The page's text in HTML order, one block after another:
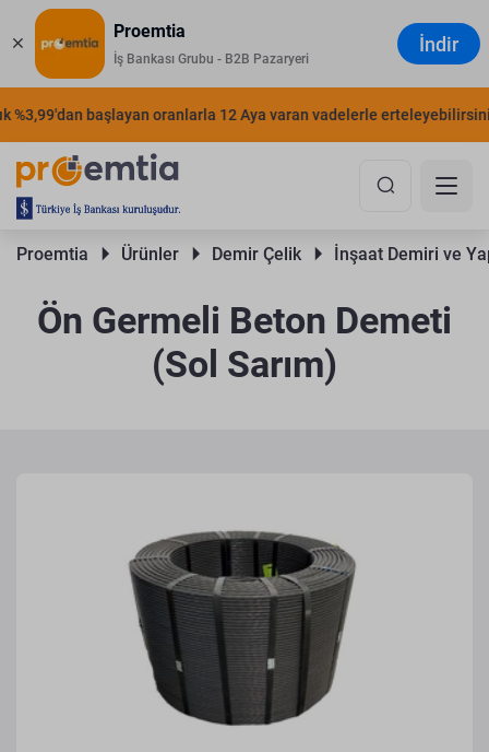
Proemtia
İş Bankası Grubu - B2B Pazaryeri
İndir
başlayan oranlarla 12 Aya varan vadelerle erteleyebilirsiniz.
Proemtia Ürünler Demir Çelik İnşaat Demiri ve
Ön Germeli Beton Demeti
(Sol Sarım)